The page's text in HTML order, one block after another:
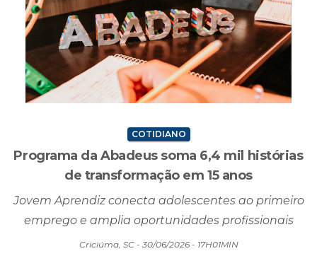
COTIDIANO
Programa da Abadeus soma 6,4 mil histórias
de transformação em 15 anos
Jovem Aprendiz conecta adolescentes ao primeiro